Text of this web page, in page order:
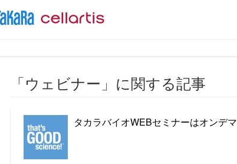
「ウェビナー」に関する記事
タカラバイオWEBセミナーはオンデ